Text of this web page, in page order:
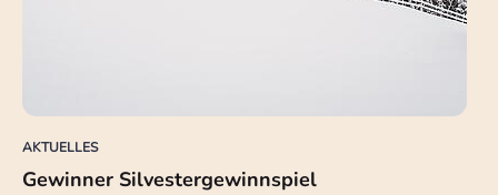
AKTUELLES
Gewinner Silvestergewinnspiel